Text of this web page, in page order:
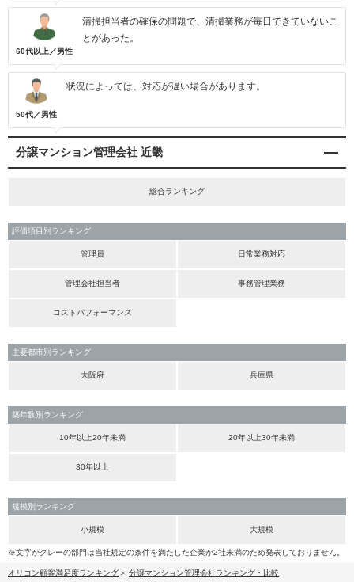
60代以上／男性
清掃担当者の確保の問題で、清掃業務が毎日できていないこ
とがあった。
50代／男性
状況によっては、対応が遅い場合があります。
分譲マンション管理会社 近畿
総合ランキング
評価項目別ランキング
管理員 日常業務対応
管理会社担当者 事務管理業務
コストパフォーマンス
主要都市別ランキング
大阪府 兵庫県
築年数別ランキング
10年以上20年未満 20年以上30年未満
30年以上
規模別ランキング
小規模 大規模
※文字がグレーの部門は当社規定の条件を満たした企業が2社未満のため発表しておりません。
オリコン顧客満足度ランキング
分譲マンション管理会社ランキング・比較